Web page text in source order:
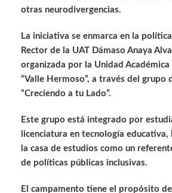
otras neurodivergencias.
La iniciativa se enmarca en la
Rector de la UAT Dámaso Anaya
organizada por la Unidad
“Valle Hermoso”, a través del grupo
“Creciendo a tu Lado”.
Este grupo está integrado por
licenciatura en tecnología educativa,
la casa de estudios como un
de políticas públicas inclusivas.
El campamento tiene el propósito